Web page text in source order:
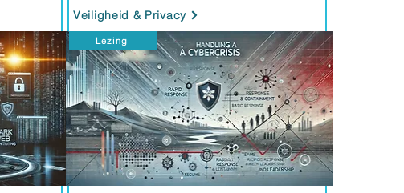
Veiligheid & Privacy
Lezing